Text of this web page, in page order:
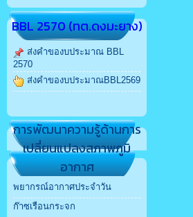
BBL 2570 (ทต.ดงมะยาง)
ส่งคำของบประมาณ BBL
2570
ส่งคำของบประมาณBBL2569
การพัฒนาความรู้ด้านการ
เปลี่ยนแปลงสภาพภูมิ
อากาศ
พยากรณ์อากาศประจำวัน
ก๊าซเรือนกระจก